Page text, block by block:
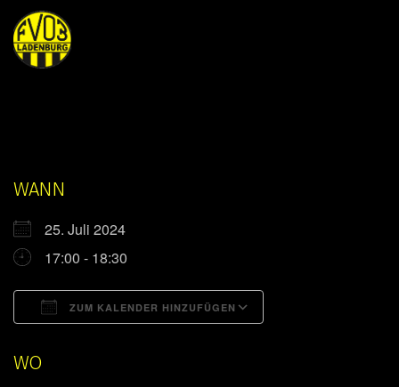
WANN
25. Juli 2024
17:00 - 18:30
ZUM KALENDER HINZUFÜGEN
WO